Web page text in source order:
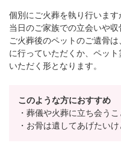
個別にご火葬を執り行います
当日のご家族での立会いや収
ご火葬後のペットのご遺骨
に行っていただくか、ペッ
いただく形となります。
このような方におすすめ
・葬儀や火葬に立ち会う
・お骨は遺してあげたい